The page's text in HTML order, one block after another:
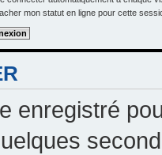
mon statut en ligne pour cette
enregistré